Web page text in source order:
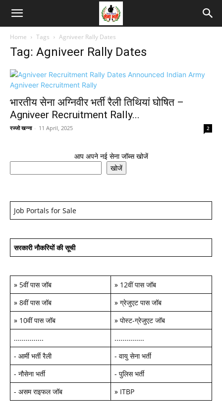
Home Tags Agniveer Rally Dates
Tag: Agniveer Rally Dates
भारतीय सेना अग्निवीर भर्ती रैली तिथियां घोषित –
Agniveer Recruitment Rally...
रज्जो खन्ना - 11 April, 2025 2
आप अपने नई सेना जॉब्स खोजें
खोजें
Job Portals for Sale
सरकारी नौकरियों की सूची
» 5वीं पास जॉब » 12वीं पास जॉब
» 8वीं पास जॉब » ग्रेजुएट पास जॉब
» 10वीं पास जॉब » पोस्ट-ग्रेजुएट जॉब
...............
...............
- आर्मी भर्ती रैली - वायु सेना भर्ती
- नौसेना भर्ती - पुलिस भर्ती
- असम राइफल जॉब » ITBP